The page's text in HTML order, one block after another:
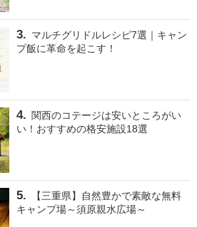
マルチグリドルレシピ7選｜キャン
プ飯に革命を起こす！
関西のコテージは安いところがい
い！おすすめの格安施設18選
【三重県】自然豊かで素敵な無料
キャンプ場～須原親水広場～